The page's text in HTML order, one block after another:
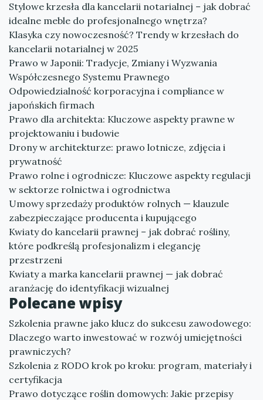
Stylowe krzesła dla kancelarii notarialnej – jak dobrać
idealne meble do profesjonalnego wnętrza?
Klasyka czy nowoczesność? Trendy w krzesłach do
kancelarii notarialnej w 2025
Prawo w Japonii: Tradycje, Zmiany i Wyzwania
Współczesnego Systemu Prawnego
Odpowiedzialność korporacyjna i compliance w
japońskich firmach
Prawo dla architekta: Kluczowe aspekty prawne w
projektowaniu i budowie
Drony w architekturze: prawo lotnicze, zdjęcia i
prywatność
Prawo rolne i ogrodnicze: Kluczowe aspekty regulacji
w sektorze rolnictwa i ogrodnictwa
Umowy sprzedaży produktów rolnych — klauzule
zabezpieczające producenta i kupującego
Kwiaty do kancelarii prawnej – jak dobrać rośliny,
które podkreślą profesjonalizm i elegancję
przestrzeni
Kwiaty a marka kancelarii prawnej — jak dobrać
aranżację do identyfikacji wizualnej
Polecane wpisy
Szkolenia prawne jako klucz do sukcesu zawodowego:
Dlaczego warto inwestować w rozwój umiejętności
prawniczych?
Szkolenia z RODO krok po kroku: program, materiały i
certyfikacja
Prawo dotyczące roślin domowych: Jakie przepisy